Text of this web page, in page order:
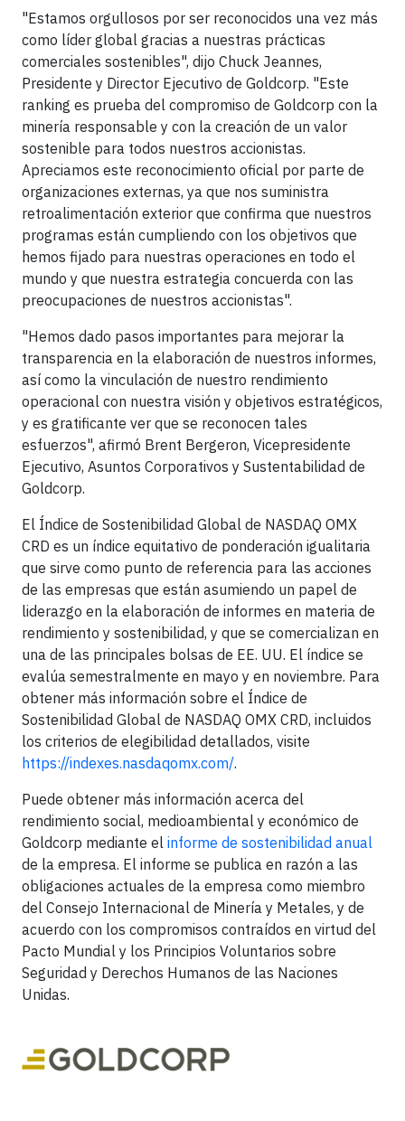
"Estamos orgullosos por ser reconocidos una vez más
como líder global gracias a nuestras prácticas
comerciales sostenibles", dijo Chuck Jeannes,
Presidente y Director Ejecutivo de Goldcorp. "Este
ranking es prueba del compromiso de Goldcorp con la
minería responsable y con la creación de un valor
sostenible para todos nuestros accionistas.
Apreciamos este reconocimiento oficial por parte de
organizaciones externas, ya que nos suministra
retroalimentación exterior que confirma que nuestros
programas están cumpliendo con los objetivos que
hemos fijado para nuestras operaciones en todo el
mundo y que nuestra estrategia concuerda con las
preocupaciones de nuestros accionistas".
"Hemos dado pasos importantes para mejorar la
transparencia en la elaboración de nuestros informes,
así como la vinculación de nuestro rendimiento
operacional con nuestra visión y objetivos estratégicos,
y es gratificante ver que se reconocen tales
esfuerzos", afirmó Brent Bergeron, Vicepresidente
Ejecutivo, Asuntos Corporativos y Sustentabilidad de
Goldcorp.
El Índice de Sostenibilidad Global de NASDAQ OMX
CRD es un índice equitativo de ponderación igualitaria
que sirve como punto de referencia para las acciones
de las empresas que están asumiendo un papel de
liderazgo en la elaboración de informes en materia de
rendimiento y sostenibilidad, y que se comercializan en
una de las principales bolsas de EE. UU. El índice se
evalúa semestralmente en mayo y en noviembre. Para
obtener más información sobre el Índice de
Sostenibilidad Global de NASDAQ OMX CRD, incluidos
los criterios de elegibilidad detallados, visite
https://indexes.nasdaqomx.com/.
Puede obtener más información acerca del
rendimiento social, medioambiental y económico de
Goldcorp mediante el informe de sostenibilidad anual
de la empresa. El informe se publica en razón a las
obligaciones actuales de la empresa como miembro
del Consejo Internacional de Minería y Metales, y de
acuerdo con los compromisos contraídos en virtud del
Pacto Mundial y los Principios Voluntarios sobre
Seguridad y Derechos Humanos de las Naciones
Unidas.